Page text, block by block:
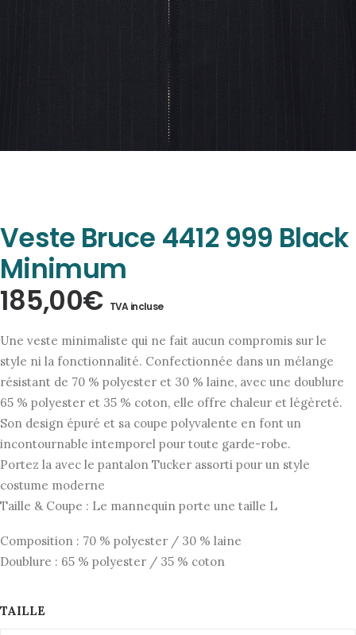
Veste Bruce 4412 999 Black
Minimum
185,00€ TVA incluse
Une veste minimaliste qui ne fait aucun compromis sur le
style ni la fonctionnalité. Confectionnée dans un mélange
résistant de 70 % polyester et 30 % laine, avec une doublure
65 % polyester et 35 % coton, elle offre chaleur et légèreté.
Son design épuré et sa coupe polyvalente en font un
incontournable intemporel pour toute garde-robe.
Portez la avec le pantalon Tucker assorti pour un style
costume moderne
Taille & Coupe : Le mannequin porte une taille L
Composition : 70 % polyester / 30 % laine
Doublure : 65 % polyester / 35 % coton
TAILLE